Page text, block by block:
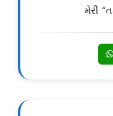
મેરી